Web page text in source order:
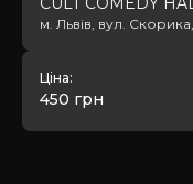
м. Львів, вул.
Ціна:
450 грн